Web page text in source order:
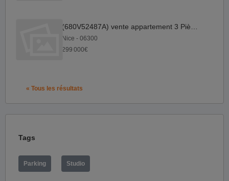
Nice - 06300
299 000€
« Tous les résultats
Tags
Parking Studio